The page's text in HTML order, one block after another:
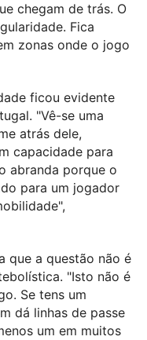
chegam de trás. O
Fica
zonas onde o jogo
ficou evidente
"Vê-se uma
atrás dele,
capacidade para
abranda porque o
para um jogador
que a questão não é
"Isto não é
Se tens um
dá linhas de passe
um em muitos